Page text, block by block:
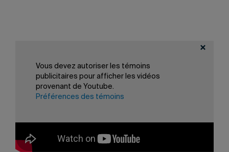
Vous devez autoriser les témoins
publicitaires pour afficher les vidéos
provenant de Youtube.
Préférences des témoins
présentent au Centre de la nature de Laval un parcours
déambulatoire interactif «repoussant les limites entre le
rêve et la réalité».
numériques et interactives magnifiant la nature. Avec
Lampades, des mirages se forment et virevoltent dans